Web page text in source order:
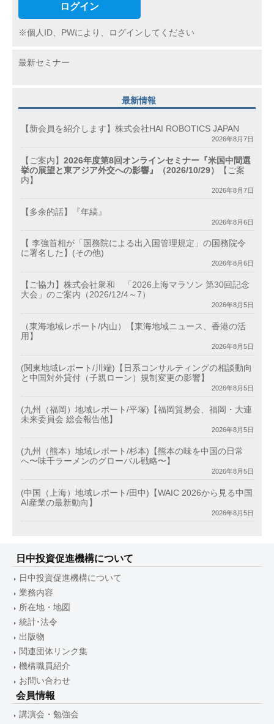
ログイン
※個人ID、PWにより、ログインしてください
最新セミナー
最新情報
【新会員を紹介します】株式会社HAI ROBOTICS JAPAN
2026年8月7日
【ご案内】 2026年度第8回オンラインセミナー『米国中間選
挙の展望と東アジア外交への影響』（2026/10/29）
【ご案
内】
2026年8月7日
【多余的話】『年縞』
2026年8月6日
【 李強首相が「国務院による出入国管理規定」の国務院令
に署名した】(その他)
2026年8月6日
【ご協力】株式会社衆和 「2026上海マラソン 第30回記念
大会」のご案内（2026/12/4～7）
2026年8月5日
（東海地域レポート/内山）【東海地域ニュース、香港の活
用】
2026年8月5日
(関東地域レポート/川端)【日系コンサルティングの相談動向
と中国対外貸付（子親ローン）規制変更の影響】
2026年8月5日
(九州（福岡）地域レポート/平塚)【福岡貿易会、福岡・大連
未来委員会 総会報告他】
2026年8月5日
(九州（熊本）地域レポート/杉本)【熊本の味を中国の日常
へ〜味千ラーメンのグローバル戦略〜】
2026年8月5日
(中国（上海）地域レポート/田中)【WAIC 2026から見る中国
AI産業の最新動向】
2026年8月5日
日中投資促進機構について
日中投資促進機構について
業務内容
所在地・地図
統計･法令
出版物
関連団体リンク集
機構職員紹介
お問い合わせ
会員情報
講演会・勉強会